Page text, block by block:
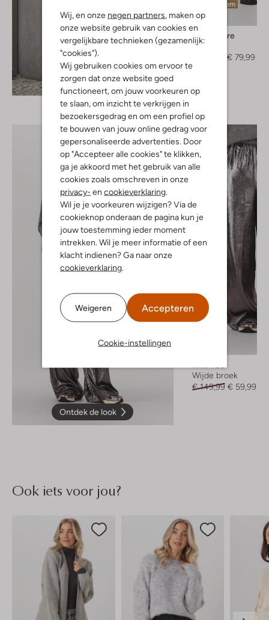
Wij, en onze negen partners, maken op
onze website gebruik van cookies en
vergelijkbare technieken (gezamenlijk:
"cookies").
Wij gebruiken cookies om ervoor te
zorgen dat onze website goed
functioneert, om jouw voorkeuren op
te slaan, om inzicht te verkrijgen in
bezoekersgedrag en om een profiel op
te bouwen van jouw online gedrag voor
gepersonaliseerde advertenties. Door
op "Accepteer alle cookies" te klikken,
ga je akkoord met het gebruik van alle
cookies zoals omschreven in onze
privacy- en cookieverklaring.
Wil je je voorkeuren wijzigen? Via de
cookieknop onderaan de pagina kun je
jouw toestemming ieder moment
intrekken. Wil je meer informatie of een
klacht indienen? Ga naar onze
cookieverklaring.
Weigeren Accepteren
Cookie-instellingen
Ontdek de look
Laatste item
-50%
Co'couture
Pantalon
€ 79,99
Ontdek de look
Wijde broek
€ 149,99 € 59,99
Ook iets voor jou?